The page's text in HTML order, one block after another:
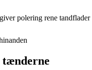
polering rene tandflader
tænderne